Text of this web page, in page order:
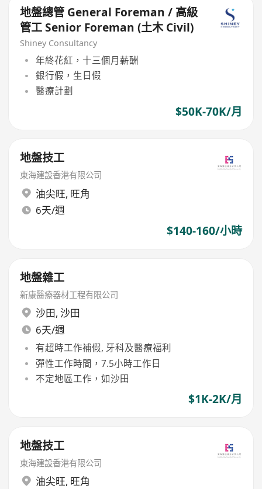
地盤總管 General Foreman / 高級
管工 Senior Foreman (土木 Civil)
Shiney Consultancy
年終花紅，十三個月薪酬
銀行假，生日假
醫療計劃
$50K-70K/月
地盤技工
東海建設香港有限公司
油尖旺, 旺角
6天/週
$140-160/小時
地盤雜工
新康醫療器材工程有限公司
沙田, 沙田
6天/週
有超時工作補假, 牙科及醫療福利
彈性工作時間，7.5小時工作日
不定地區工作，如沙田
$1K-2K/月
地盤技工
東海建設香港有限公司
油尖旺, 旺角